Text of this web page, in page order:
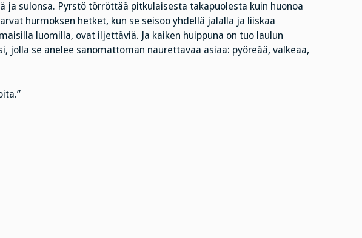
ja sulonsa. Pyrstö törröttää pitkulaisesta takapuolesta kuin huonoa
hurmoksen hetket, kun se seisoo yhdellä jalalla ja liiskaa
luomilla, ovat iljettäviä. Ja kaiken huippuna on tuo laulun
jolla se anelee sanomattoman naurettavaa asiaa: pyöreää, valkeaa,